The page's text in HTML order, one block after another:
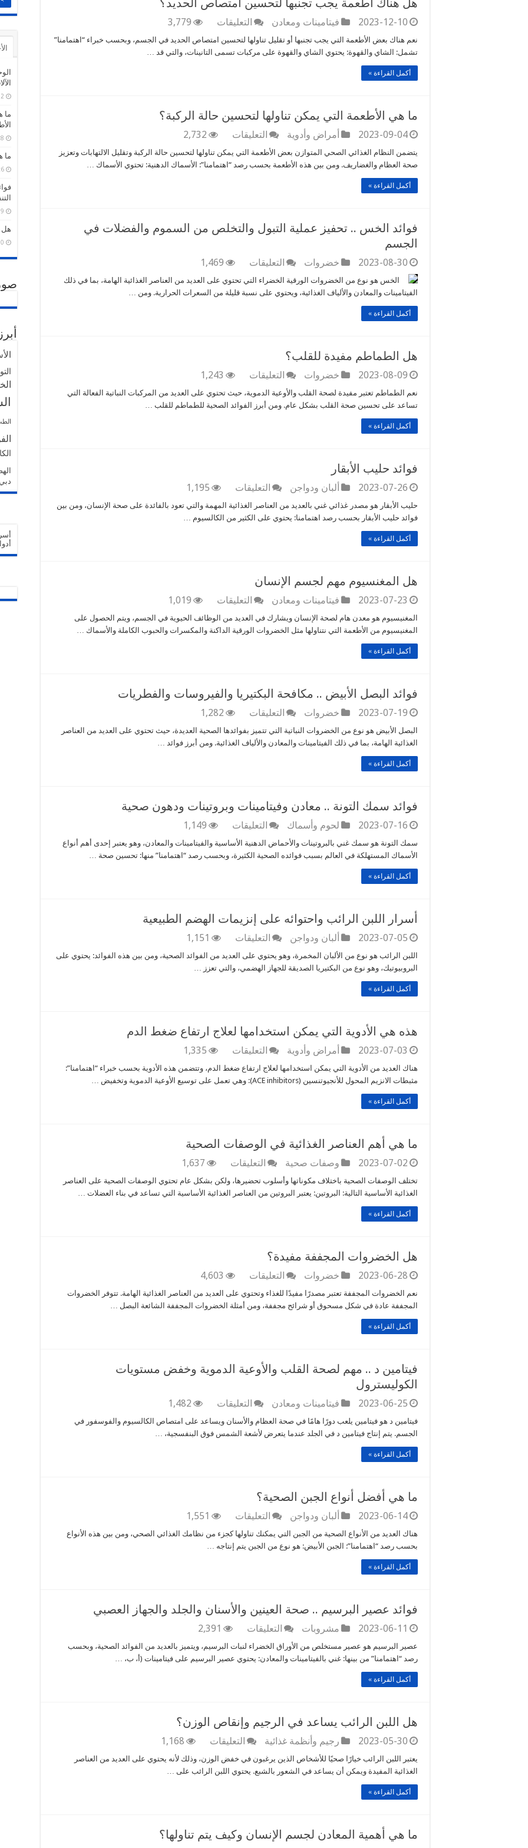
هل هناك أطعمة يجب تجنبها لتحسين امتصاص الحديد؟
2023-12-10 فيتامينات ومعادن التعليقات على
هناك
أطعمة
الحديد؟
مغلقة
3,779
نعم هناك بعض الأطعمة التي يجب تجنبها أو تقليل تناولها لتحسين امتصاص الحديد في الجسم، وبحسب خبراء “اهتمامنا”
تشمل: الشاي والقهوة: يحتوي الشاي والقهوة على مركبات تسمى التانينات، والتي قد …
أكمل القراءة »
ما هي الأطعمة التي يمكن تناولها لتحسين حالة الركبة؟
2023-09-04 أمراض وأدوية التعليقات على
هي
الأطعمة
حالة
الركبة؟
2,732
يتضمن النظام الغذائي الصحي المتوازن بعض الأطعمة التي يمكن تناولها لتحسين حالة الركبة وتقليل الالتهابات وتعزيز
صحة العظام والغضاريف. ومن بين هذه الأطعمة بحسب رصد “اهتمامنا”: الأسماك الدهنية: تحتوي الأسماك …
أكمل القراءة »
فوائد الخس .. تحفيز عملية التبول والتخلص من السموم والفضلات في
الجسم
2023-08-30 خضروات التعليقات على
الخس
..
والفضلات
الجسم
مغلقة
1,469
الخس هو نوع من الخضروات الورقية الخضراء التي تحتوي على العديد من العناصر الغذائية الهامة، بما في ذلك
الفيتامينات والمعادن والألياف الغذائية، ويحتوي على نسبة قليلة من السعرات الحرارية. ومن …
أكمل القراءة »
هل الطماطم مفيدة للقلب؟
2023-08-09 خضروات التعليقات على
الطماطم
مفيدة
1,243
نعم الطماطم تعتبر مفيدة لصحة القلب والأوعية الدموية، حيث تحتوي على العديد من المركبات النباتية الفعالة التي
تساعد على تحسين صحة القلب بشكل عام. ومن أبرز الفوائد الصحية للطماطم للقلب …
أكمل القراءة »
فوائد حليب الأبقار
2023-07-26 ألبان ودواجن التعليقات على
حليب
الأبقار
1,195
حليب الأبقار هو مصدر غذائي غني بالعديد من العناصر الغذائية المهمة والتي تعود بالفائدة على صحة الإنسان، ومن بين
فوائد حليب الأبقار بحسب رصد اهتمامنا: يحتوي على الكثير من الكالسيوم …
أكمل القراءة »
هل المغنسيوم مهم لجسم الإنسان
2023-07-23 فيتامينات ومعادن التعليقات على
المغنسيوم
مهم
1,019
المغنيسيوم هو معدن هام لصحة الإنسان ويشارك في العديد من الوظائف الحيوية في الجسم، ويتم الحصول على
المغنيسيوم من الأطعمة التي نتناولها مثل الخضروات الورقية الداكنة والمكسرات والحبوب الكاملة والأسماك …
أكمل القراءة »
فوائد البصل الأبيض .. مكافحة البكتيريا والفيروسات والفطريات
2023-07-19 خضروات التعليقات على
البصل
الأبيض
والفطريات
مغلقة
1,282
البصل الأبيض هو نوع من الخضروات النباتية التي تتميز بفوائدها الصحية العديدة، حيث تحتوي على العديد من العناصر
الغذائية الهامة، بما في ذلك الفيتامينات والمعادن والألياف الغذائية. ومن أبرز فوائد …
أكمل القراءة »
فوائد سمك التونة .. معادن وفيتامينات وبروتينات ودهون صحية
2023-07-16 لحوم وأسماك التعليقات على
سمك
التونة
ودهون
صحية
مغلقة
1,149
سمك التونة هو سمك غني بالبروتينات والأحماض الدهنية الأساسية والفيتامينات والمعادن، وهو يعتبر إحدى أهم أنواع
الأسماك المستهلكة في العالم بسبب فوائده الصحية الكثيرة، وبحسب رصد “اهتمامنا” منها: تحسين صحة …
أكمل القراءة »
أسرار اللبن الرائب واحتوائه على إنزيمات الهضم الطبيعية
2023-07-05 ألبان ودواجن التعليقات على
اللبن
الرائب
الطبيعية
مغلقة
1,151
اللبن الرائب هو نوع من الألبان المخمرة، وهو يحتوي على العديد من الفوائد الصحية، ومن بين هذه الفوائد: يحتوي على
البروبيوتيك، وهو نوع من البكتيريا الصديقة للجهاز الهضمي، والتي تعزز …
أكمل القراءة »
هذه هي الأدوية التي يمكن استخدامها لعلاج ارتفاع ضغط الدم
2023-07-03 أمراض وأدوية التعليقات على
هي
الأدوية
ارتفاع
ضغط
الدم
1,335
هناك العديد من الأدوية التي يمكن استخدامها لعلاج ارتفاع ضغط الدم، وتتضمن هذه الأدوية بحسب خبراء “اهتمامنا”:
مثبطات الانزيم المحول للأنجيوتنسين (ACE inhibitors): وهي تعمل على توسيع الأوعية الدموية وتخفيض …
أكمل القراءة »
ما هي أهم العناصر الغذائية في الوصفات الصحية
2023-07-02 وصفات صحية التعليقات على
هي
أهم
1,637
تختلف الوصفات الصحية باختلاف مكوناتها وأسلوب تحضيرها، ولكن بشكل عام تحتوي الوصفات الصحية على العناصر
الغذائية الأساسية التالية: البروتين: يعتبر البروتين من العناصر الغذائية الأساسية التي تساعد في بناء العضلات …
أكمل القراءة »
هل الخضروات المجففة مفيدة؟
2023-06-28 خضروات التعليقات على
الخضروات
المجففة
4,603
نعم الخضروات المجففة تعتبر مصدرًا مفيدًا للغذاء وتحتوي على العديد من العناصر الغذائية الهامة. تتوفر الخضروات
المجففة عادة في شكل مسحوق أو شرائح مجففة، ومن أمثلة الخضروات المجففة الشائعة البصل …
أكمل القراءة »
فيتامين د .. مهم لصحة القلب والأوعية الدموية وخفض مستويات
الكوليسترول
2023-06-25 فيتامينات ومعادن التعليقات على
د
..
مستويات
مغلقة
1,482
فيتامين د هو فيتامين يلعب دورًا هامًا في صحة العظام والأسنان ويساعد على امتصاص الكالسيوم والفوسفور في
الجسم. يتم إنتاج فيتامين د في الجلد عندما يتعرض لأشعة الشمس فوق البنفسجية، …
أكمل القراءة »
ما هي أفضل أنواع الجبن الصحية؟
2023-06-14 ألبان ودواجن التعليقات على
هي
أفضل
1,551
هناك العديد من الأنواع الصحية من الجبن التي يمكنك تناولها كجزء من نظامك الغذائي الصحي، ومن بين هذه الأنواع
بحسب رصد “اهتمامنا”: الجبن الأبيض: هو نوع من الجبن يتم إنتاجه …
أكمل القراءة »
فوائد عصير البرسيم .. صحة العينين والأسنان والجلد والجهاز العصبي
2023-06-11 مشروبات التعليقات على
عصير
البرسيم
والجلد
والجهاز
العصبي
2,391
عصير البرسيم هو عصير مستخلص من الأوراق الخضراء لنبات البرسيم، ويتميز بالعديد من الفوائد الصحية، وبحسب
رصد “اهتمامنا” من بينها: غني بالفيتامينات والمعادن: يحتوي عصير البرسيم على فيتامينات (أ، ب، …
أكمل القراءة »
هل اللبن الرائب يساعد في الرجيم وإنقاص الوزن؟
2023-05-30 رجيم وأنظمة غذائية التعليقات على
اللبن
الرائب
الوزن؟
مغلقة
1,168
يعتبر اللبن الرائب خيارًا صحيًا للأشخاص الذين يرغبون في خفض الوزن، وذلك لأنه يحتوي على العديد من العناصر
الغذائية المفيدة ويمكن أن يساعد في الشعور بالشبع. يحتوي اللبن الرائب على …
أكمل القراءة »
ما هي أهمية المعادن لجسم الإنسان وكيف يتم تناولها؟
ما
ما
هل
دبي